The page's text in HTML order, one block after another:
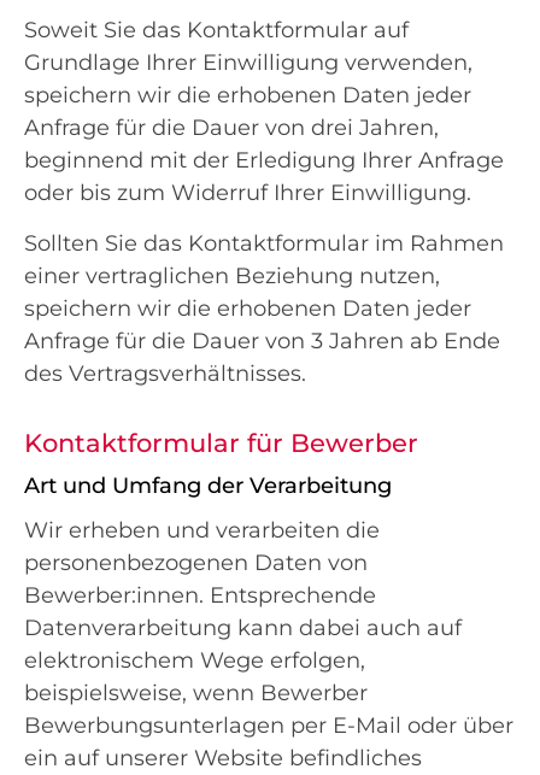
Soweit Sie das Kontaktformular auf
Grundlage Ihrer Einwilligung verwenden,
speichern wir die erhobenen Daten jeder
Anfrage für die Dauer von drei Jahren,
beginnend mit der Erledigung Ihrer Anfrage
oder bis zum Widerruf Ihrer Einwilligung.
Sollten Sie das Kontaktformular im Rahmen
einer vertraglichen Beziehung nutzen,
speichern wir die erhobenen Daten jeder
Anfrage für die Dauer von 3 Jahren ab Ende
des Vertragsverhältnisses.
Kontaktformular für Bewerber
Art und Umfang der Verarbeitung
Wir erheben und verarbeiten die
personenbezogenen Daten von
Bewerber:innen. Entsprechende
Datenverarbeitung kann dabei auch auf
elektronischem Wege erfolgen,
beispielsweise, wenn Bewerber
Bewerbungsunterlagen per E-Mail oder über
ein auf unserer Website befindliches